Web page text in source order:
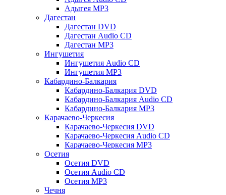
Адыгея MP3
Дагестан
Дагестан DVD
Дагестан Audio CD
Дагестан MP3
Ингушетия
Ингушетия Audio CD
Ингушетия MP3
Кабардино-Балкария
Кабардино-Балкария DVD
Кабардино-Балкария Audio CD
Кабардино-Балкария MP3
Карачаево-Черкесия
Карачаево-Черкесия DVD
Карачаево-Черкесия Audio CD
Карачаево-Черкесия MP3
Осетия
Осетия DVD
Осетия Audio CD
Осетия MP3
Чечня